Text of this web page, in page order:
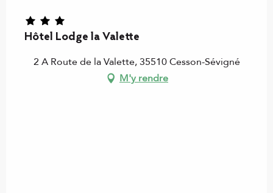
Hôtel Lodge la Valette
2 A Route de la Valette, 35510 Cesson-Sévigné
M'y rendre